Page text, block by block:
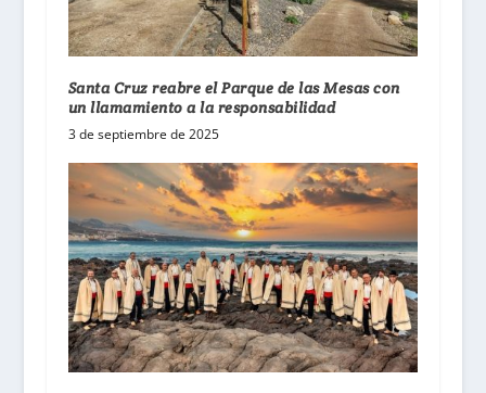
Santa Cruz reabre el Parque de las Mesas con
un llamamiento a la responsabilidad
3 de septiembre de 2025